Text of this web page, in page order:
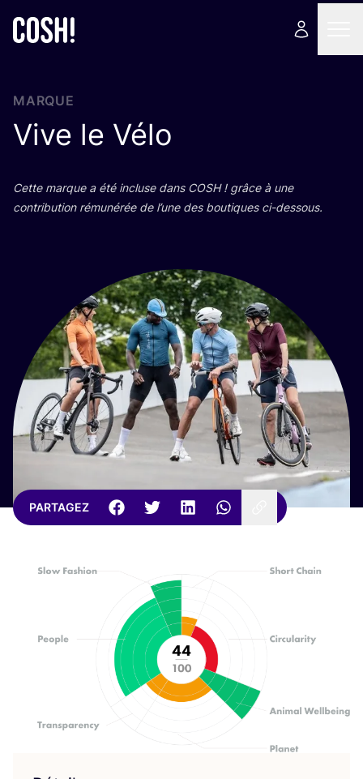
MARQUE
Vive le Vélo
Cette marque a été incluse dans COSH! grâce à une
contri­bu­tion rému­né­rée de l’une des bou­tiques ci-dessous.
PARTAGEZ